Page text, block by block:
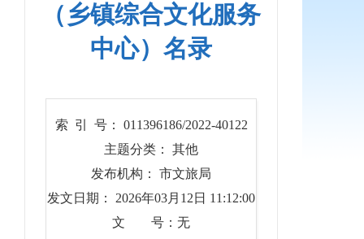
（乡镇综合文化服务
中心）名录
索 引 号： 011396186/2022-40122
主题分类： 其他
发布机构： 市文旅局
发文日期： 2026年03月12日 11:12:00
文 号：无